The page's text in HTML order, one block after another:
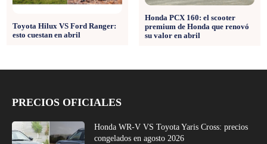
Toyota Hilux VS Ford Ranger:
esto cuestan en abril
Honda PCX 160: el scooter
premium de Honda que renovó
su valor en abril
PRECIOS OFICIALES
Honda WR-V VS Toyota Yaris Cross: precios
congelados en agosto 2026